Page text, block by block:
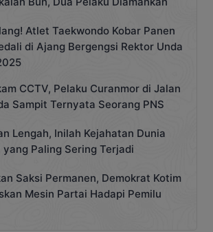
Atlet Taekwondo Kobar Panen
di Ajang Bergengsi Rektor Unda
CCTV, Pelaku Curanmor di Jalan
Sampit Ternyata Seorang PNS
Lengah, Inilah Kejahatan Dunia
yang Paling Sering Terjadi
Saksi Permanen, Demokrat Kotim
Mesin Partai Hadapi Pemilu